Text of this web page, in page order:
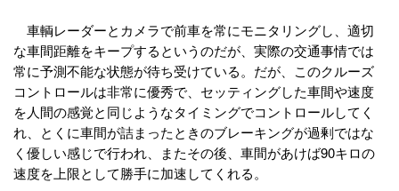
車輌レーダーとカメラで前車を常にモニタリングし、適切
な車間距離をキープするというのだが、実際の交通事情では
常に予測不能な状態が待ち受けている。だが、このクルーズ
コントロールは非常に優秀で、セッティングした車間や速度
を人間の感覚と同じようなタイミングでコントロールしてく
れ、とくに車間が詰まったときのブレーキングが過剰ではな
く優しい感じで行われ、またその後、車間があけば90キロの
速度を上限として勝手に加速してくれる。